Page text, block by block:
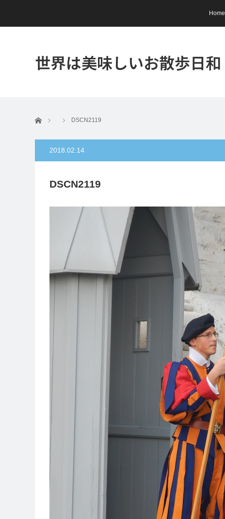
Home
世界は美味しいお散歩日和
ホーム DSCN2119
2018.02.14
DSCN2119